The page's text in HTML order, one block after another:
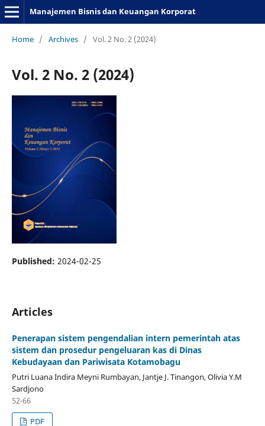
Manajemen Bisnis dan Keuangan Korporat
Home / Archives / Vol. 2 No. 2 (2024)
Vol. 2 No. 2 (2024)
Published: 2024-02-25
Articles
Penerapan sistem pengendalian intern pemerintah atas
sistem dan prosedur pengeluaran kas di Dinas
Kebudayaan dan Pariwisata Kotamobagu
Putri Luana Indira Meyni Rumbayan, Jantje J. Tinangon, Olivia Y.M
Sardjono
52-66
PDF